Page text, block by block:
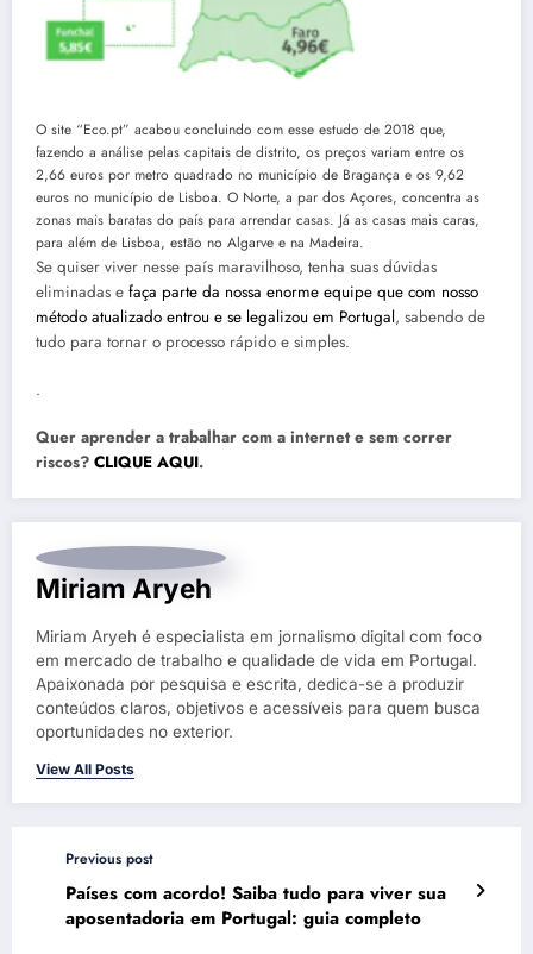
O site “Eco.pt” acabou concluindo com esse estudo de 2018 que,
fazendo a análise pelas capitais de distrito, os preços variam entre os
2,66 euros por metro quadrado no município de Bragança e os 9,62
euros no município de Lisboa. O Norte, a par dos Açores, concentra as
zonas mais baratas do país para arrendar casas. Já as casas mais caras,
para além de Lisboa, estão no Algarve e na Madeira.
Se quiser viver nesse país maravilhoso, tenha suas dúvidas
eliminadas e faça parte da nossa enorme equipe que com nosso
método atualizado entrou e se legalizou em Portugal, sabendo de
tudo para tornar o processo rápido e simples.
.
Quer aprender a trabalhar com a internet e sem correr
riscos? CLIQUE AQUI.
Miriam Aryeh
Miriam Aryeh é especialista em jornalismo digital com foco
em mercado de trabalho e qualidade de vida em Portugal.
Apaixonada por pesquisa e escrita, dedica-se a produzir
conteúdos claros, objetivos e acessíveis para quem busca
oportunidades no exterior.
View All Posts
Previous post
Países com acordo! Saiba tudo para viver sua
aposentadoria em Portugal: guia completo